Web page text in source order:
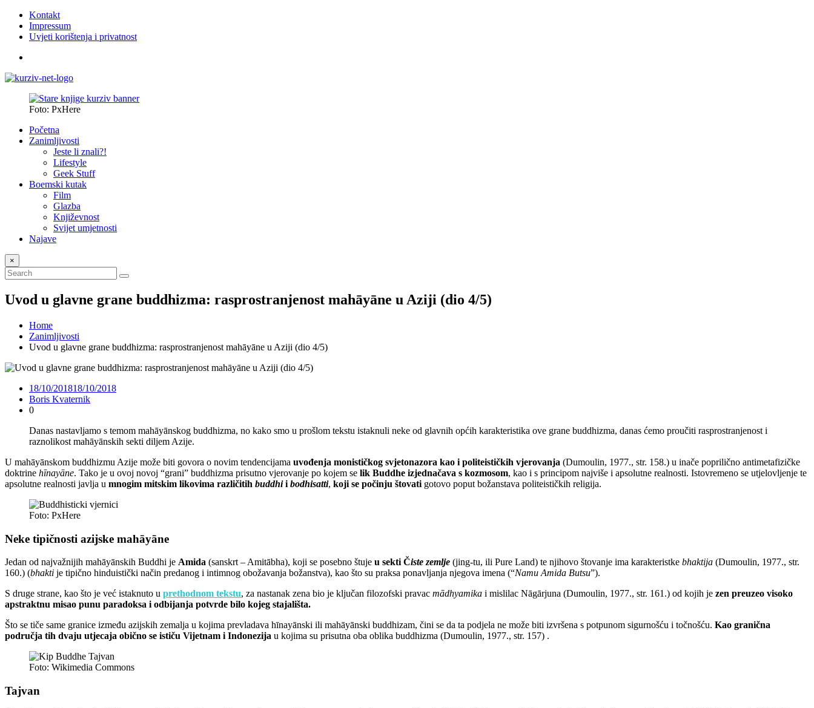
Kontakt
Impressum
Uvjeti korištenja i privatnost
Foto: PxHere
Početna
Zanimljivosti
Jeste li znali?!
Lifestyle
Geek Stuff
Boemski kutak
Film
Glazba
Književnost
Svijet umjetnosti
Najave
×
Uvod u glavne grane buddhizma: rasprostranjenost mahāyāne u Aziji (dio 4/5)
Home
Zanimljivosti
Uvod u glavne grane buddhizma: rasprostranjenost mahāyāne u Aziji (dio 4/5)
18/10/201818/10/2018
Boris Kvaternik
0
Danas nastavljamo s temom mahāyānskog buddhizma, no kako smo u prošlom tekstu istaknuli neke od glavnih općih karakteristika ove grane buddhizma, danas ćemo proučiti rasprostranjenost i
raznolikost mahāyānskih sekti diljem Azije.
U mahāyānskom buddhizmu Azije može biti govora o novim tendencijama uvođenja monističkog svjetonazora kao i politeističkih vjerovanja (Dumoulin, 1977., str. 158.) u inače poprilično antimetafizičke
doktrine hīnayāne. Tako je u ovoj novoj “grani” buddhizma prisutno vjerovanje po kojem se lik Buddhe izjednačava s kozmosom, kao i s principom najviše i apsolutne realnosti. Istovremeno se utjelovljenje te
apsolutne realnosti javlja u mnogim mitskim likovima različitih buddhii bodhisatti, koji se počinju štovati gotovo poput božanstava politeističkih religija.
Foto: PxHere
Neke tipičnosti azijske mahāyāne
Jedan od najvažnijih mahāyānskih Buddhi je Amida (sanskrt – Amitābha), koji se posebno štuje u sekti Čiste zemlje (jing-tu, ili Pure Land) te njihovo štovanje ima karakteristke bhaktija (Dumoulin, 1977., str.
160.) (bhakti je tipično hinduistički način predanog i intimnog obožavanja božanstva), kao što su praksa ponavljanja njegova imena (“Namu Amida Butsu”).
S druge strane, kao što je već istaknuto u prethodnom tekstu, za nastanak zena bio je ključan filozofski pravac mādhyamika i mislilac Nāgārjuna (Dumoulin, 1977., str. 161.) od kojih je zen preuzeo visoko
apstraktnu misao punu paradoksa i odbijanja potvrde bilo kojeg stajališta.
Što se tiče same granice između azijskih zemalja u kojima prevladava hīnayānski ili mahāyānski buddhizam, čini se da ta podjela ne može biti izvršena s potpunom sigurnošću i točnošću. Kao granična
područja tih dvaju utjecaja obično se ističu Vijetnam i Indonezija u kojima su prisutna oba oblika buddhizma (Dumoulin, 1977., str. 157) .
Foto: Wikimedia Commons
Tajvan